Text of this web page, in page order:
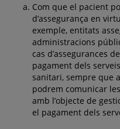
Com que el pacient
d’assegurança en
exemple, entitats
administracions
cas d’assegurances
pagament dels
sanitari, sempre que
podrem comunicar
amb l’objecte de
el pagament dels